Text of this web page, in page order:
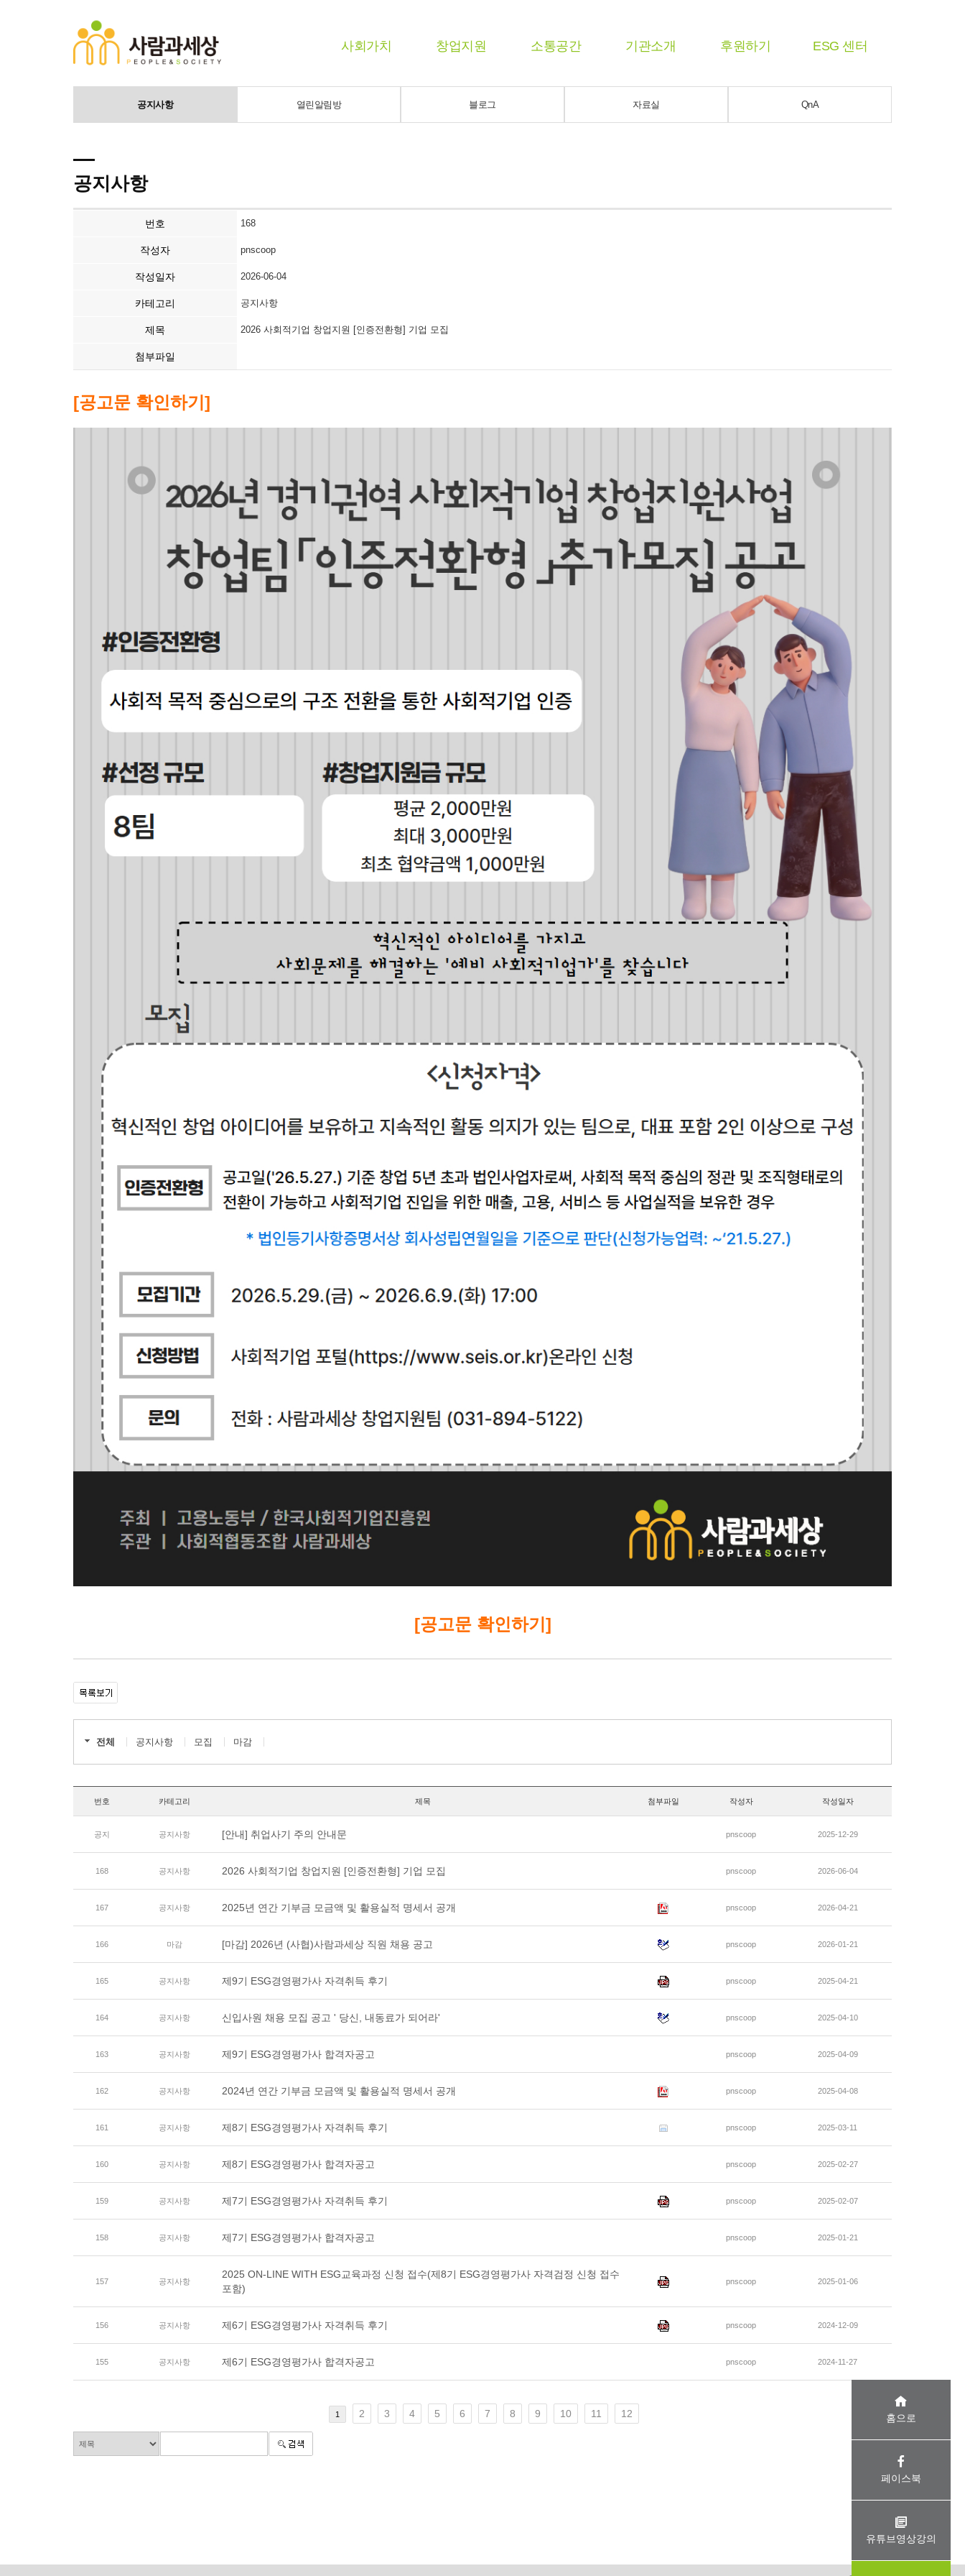
사회가치 창업지원 소통공간 기관소개 후원하기 ESG 센터
공지사항 열린알림방 블로그 자료실 QnA
공지사항
번호 168
작성자 pnscoop
작성일자 2026-06-04
카테고리 공지사항
제목 2026 사회적기업 창업지원 [인증전환형] 기업 모집
첨부파일
[공고문 확인하기]
[공고문 확인하기]
전체 공지사항 모집 마감
번호 카테고리 제목 첨부파일 작성자 작성일자
공지 공지사항 [안내] 취업사기 주의 안내문 pnscoop 2025-12-29
168 공지사항 2026 사회적기업 창업지원 [인증전환형] 기업 모집 pnscoop 2026-06-04
167 공지사항 2025년 연간 기부금 모금액 및 활용실적 명세서 공개 pnscoop 2026-04-21
166 마감 [마감] 2026년 (사협)사람과세상 직원 채용 공고 pnscoop 2026-01-21
165 공지사항 제9기 ESG경영평가사 자격취득 후기 pnscoop 2025-04-21
164 공지사항 신입사원 채용 모집 공고 ' 당신, 내동료가 되어라' pnscoop 2025-04-10
163 공지사항 제9기 ESG경영평가사 합격자공고 pnscoop 2025-04-09
162 공지사항 2024년 연간 기부금 모금액 및 활용실적 명세서 공개 pnscoop 2025-04-08
161 공지사항 제8기 ESG경영평가사 자격취득 후기 pnscoop 2025-03-11
160 공지사항 제8기 ESG경영평가사 합격자공고 pnscoop 2025-02-27
159 공지사항 제7기 ESG경영평가사 자격취득 후기 pnscoop 2025-02-07
158 공지사항 제7기 ESG경영평가사 합격자공고 pnscoop 2025-01-21
157 공지사항
2025 ON-LINE WITH ESG교육과정 신청 접수(제8기 ESG경영평가사 자격검정 신청 접수
포함)
pnscoop 2025-01-06
156 공지사항 제6기 ESG경영평가사 자격취득 후기 pnscoop 2024-12-09
155 공지사항 제6기 ESG경영평가사 합격자공고 pnscoop 2024-11-27
1 2 3 4 5 6 7 8 9 10 11 12 홈으로
페이스북
유튜브영상강의